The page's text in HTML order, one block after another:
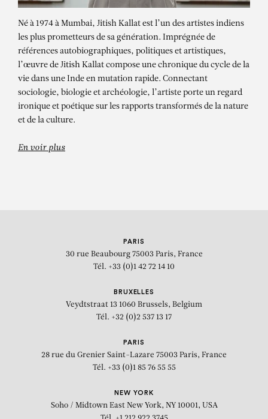
Né à 1974 à Mumbai, Jitish Kallat est l’un des artistes indiens
les plus prometteurs de sa génération. Imprégnée de
références autobiographiques, politiques et artistiques,
l’œuvre de Jitish Kallat compose une chronique du cycle de la
vie dans une Inde en mutation rapide. Connectant
sociologie, biologie et archéologie, l’artiste porte un regard
ironique et poétique sur les rapports transformés de la nature
et de la culture.
En voir plus
PARIS
30 rue Beaubourg 75003 Paris, France
Tél. +33 (0)1 42 72 14 10
BRUXELLES
Veydtstraat 13 1060 Brussels, Belgium
Tél. +32 (0)2 537 13 17
PARIS
28 rue du Grenier Saint-Lazare 75003 Paris, France
Tél. +33 (0)1 85 76 55 55
NEW YORK
Soho / Midtown East New York, NY 10001, USA